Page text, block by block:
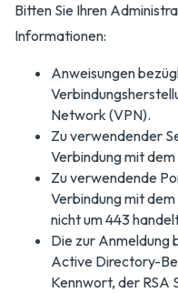
Bitten Sie Ihren
Informationen:
Anweisungen
Network (VPN).
Zu verwendender
Verbindung mit
Zu verwendende
Verbindung mit
nicht um 443
Die zur Anmeldung
Active Directory-
Kennwort, der RSA